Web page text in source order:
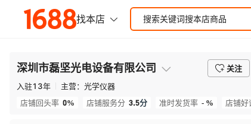
深圳市磊坚光电设备有限公司 关注
入驻13年 主营： 光学仪器
店铺回头率 0% 店铺服务分 3.5分 准时发货率 - % 店铺好